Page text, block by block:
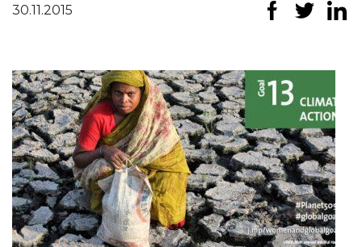
Lahjoita
Etsi
30.11.2015